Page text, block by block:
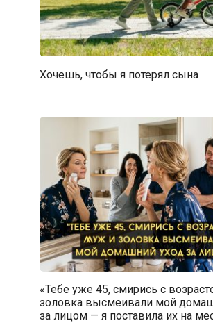
Хочешь, чтобы я потерял сына
«Тебе уже 45, смирись с
золовка высмеивали мой
за лицом — я поставила их на